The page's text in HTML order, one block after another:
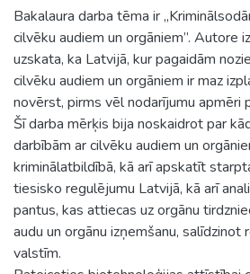
Bakalaura darba tēma ir
cilvēku audiem un orgāniem”. Autore
uzskata, ka Latvijā, kur pagaidām
cilvēku audiem un orgāniem ir maz
novērst, pirms vēl nodarījumu apmēri
Šī darba mērķis bija noskaidrot par
darbībām ar cilvēku audiem un
kriminālatbildībā, kā arī apskatīt
tiesisko regulējumu Latvijā, kā arī
pantus, kas attiecas uz orgānu
audu un orgānu izņemšanu, salīdzinot
valstīm.